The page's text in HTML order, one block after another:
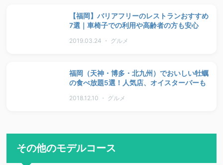
【福岡】バリアフリーのレストランおすすめ
7選｜車椅子での利用や高齢者の方も安心
2019.03.24 ・ グルメ
福岡（天神・博多・北九州）でおいしい牡蠣
の食べ放題5選！人気店、オイスターバーも
2018.12.10 ・ グルメ
その他のモデルコース